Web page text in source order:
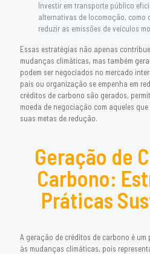
Investir em transporte público
alternativas de locomoção, como
reduzir as emissões de veículos
Essas estratégias não apenas
mudanças climáticas, mas também
podem ser negociados no mercado
país ou organização se empenha em
créditos de carbono são gerados,
moeda de negociação com aqueles
suas metas de redução.
Geração de
Carbono:
Práticas
A geração de créditos de carbono é
às mudanças climáticas, pois